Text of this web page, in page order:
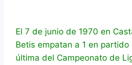
El 7 de junio de 1970 en
Betis empatan a 1 en
última del Campeonato de